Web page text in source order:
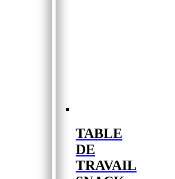
TABLE
DE
TRAVAIL